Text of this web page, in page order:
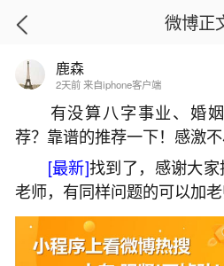
首页
猴跟猴的婚姻相
2026-07-06
微博正
鹿森
2天前 来自iphone客户端
有没算八字事业、婚姻
荐？靠谱的推荐一下！感激不
[最新]找到了，感谢大
老师，有同样问题的可以加